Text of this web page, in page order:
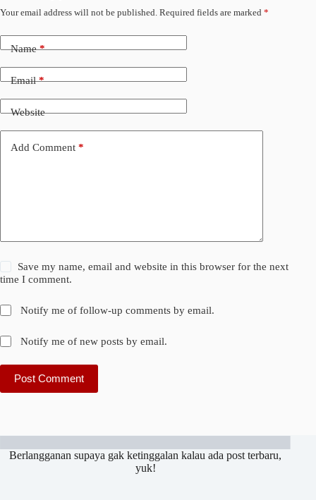
Your email address will not be published. Required fields are marked *
Name*
Email*
Website
Add Comment *
Save my name, email and website in this browser for the next
time I comment.
Notify me of follow-up comments by email.
Notify me of new posts by email.
Post Comment